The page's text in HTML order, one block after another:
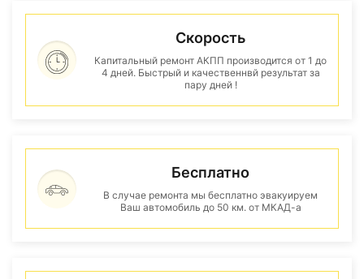
Скорость
Капитальный ремонт АКПП производится от 1 до
4 дней. Быстрый и качественнвй результат за
пару дней !
Бесплатно
В случае ремонта мы бесплатно эвакуируем
Ваш автомобиль до 50 км. от МКАД-а